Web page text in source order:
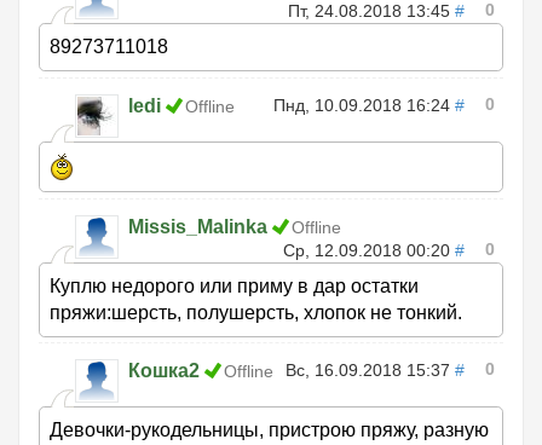
Пт, 24.08.2018 13:45 # 0
89273711018
ledi Offline Пнд, 10.09.2018 16:24 # 0
Missis_Malinka
Offline
Ср, 12.09.2018 00:20 # 0
Куплю недорого или приму в дар остатки
пряжи:шерсть, полушерсть, хлопок не тонкий.
Кошка2 Offline Вс, 16.09.2018 15:37 # 0
Девочки-рукодельницы, пристрою пряжу, разную